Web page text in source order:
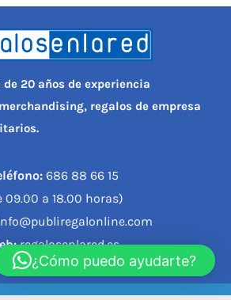
20 años de experiencia
regalos de empresa
686 88 66 15
09.00 a 18.00 horas)
regalosenlared.es
¿Cómo puedo ayudarte?